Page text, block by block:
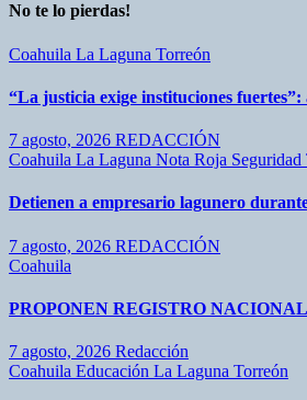
No te lo pierdas!
Coahuila La Laguna Torreón
“La justicia exige instituciones
7 agosto, 2026 REDACCIÓN
Coahuila La Laguna Nota Roja Seguridad
Detienen a empresario lagunero
7 agosto, 2026 REDACCIÓN
Coahuila
PROPONEN REGISTRO
7 agosto, 2026 Redacción
Coahuila Educación La Laguna Torreón